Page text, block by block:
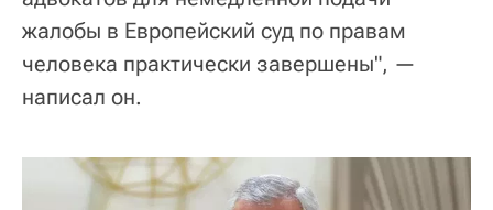
жалобы в Европейский суд по правам
человека практически завершены", —
написал он.